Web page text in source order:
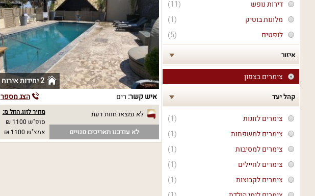
(11)
דירות נופש
(1)
מלונות בוטיק
(5)
לופטים
איזור
צימרים בצפון
קהל יעד
(1)
צימרים לזוגות
(1)
צימרים למשפחות
(1)
צימרים למסיבות
(1)
צימרים לחיילים
(1)
צימרים לקבוצות
2 יחידות אירוח
איש קשר: רים הצג מספר
לא נמצאו חוות דעת
לא עודכנו תאריכים פנויים
מחיר לזוג החל מ:
סופ"ש 1100 ₪
אמצ"ש 1100 ₪